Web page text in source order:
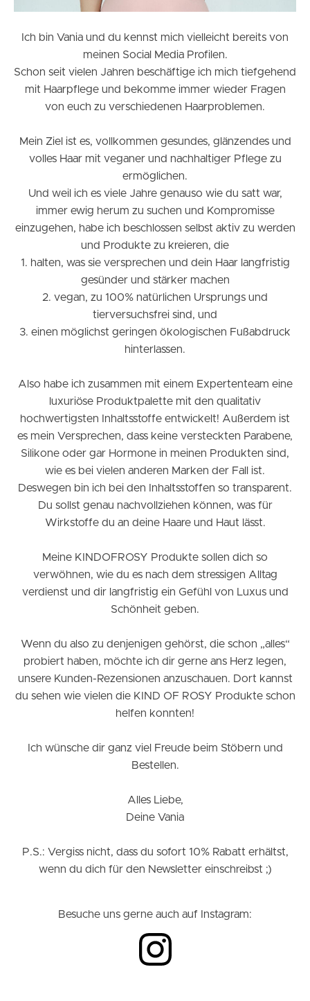
Ich bin Vania und du kennst mich vielleicht bereits von
meinen Social Media Profilen.
Schon seit vielen Jahren beschäftige ich mich tiefgehend
mit Haarpflege und bekomme immer wieder Fragen
von euch zu verschiedenen Haarproblemen.
Mein Ziel ist es, vollkommen gesundes, glänzendes und
volles Haar mit veganer und nachhaltiger Pflege zu
ermöglichen.
Und weil ich es viele Jahre genauso wie du satt war,
immer ewig herum zu suchen und Kompromisse
einzugehen, habe ich beschlossen selbst aktiv zu werden
und Produkte zu kreieren, die
1. halten, was sie versprechen und dein Haar langfristig
gesünder und stärker machen
2. vegan, zu 100% natürlichen Ursprungs und
tierversuchsfrei sind, und
3. einen möglichst geringen ökologischen Fußabdruck
hinterlassen.
Also habe ich zusammen mit einem Expertenteam eine
luxuriöse Produktpalette mit den qualitativ
hochwertigsten Inhaltsstoffe entwickelt! Außerdem ist
es mein Versprechen, dass keine versteckten Parabene,
Silikone oder gar Hormone in meinen Produkten sind,
wie es bei vielen anderen Marken der Fall ist.
Deswegen bin ich bei den Inhaltsstoffen so transparent.
Du sollst genau nachvollziehen können, was für
Wirkstoffe du an deine Haare und Haut lässt.
Meine KINDOFROSY Produkte sollen dich so
verwöhnen, wie du es nach dem stressigen Alltag
verdienst und dir langfristig ein Gefühl von Luxus und
Schönheit geben.
Wenn du also zu denjenigen gehörst, die schon „alles“
probiert haben, möchte ich dir gerne ans Herz legen,
unsere Kunden-Rezensionen anzuschauen. Dort kannst
du sehen wie vielen die KIND OF ROSY Produkte schon
helfen konnten!
Ich wünsche dir ganz viel Freude beim Stöbern und
Bestellen.
Alles Liebe,
Deine Vania
P.S.: Vergiss nicht, dass du sofort 10% Rabatt erhältst,
wenn du dich für den Newsletter einschreibst ;)
Besuche uns gerne auch auf Instagram: